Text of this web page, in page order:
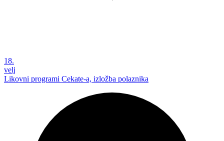
18.
velj
Likovni programi Cekate-a, izložba polaznika